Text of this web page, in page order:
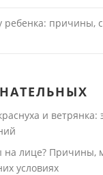
ребенка: причины,
и ветрянка:
на лице? Причины,
условиях